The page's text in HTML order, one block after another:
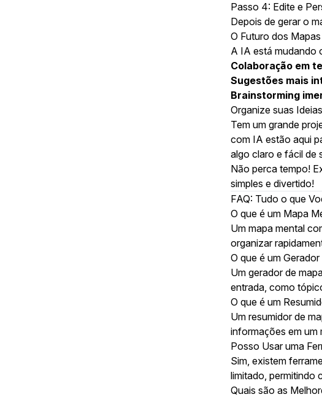
Passo 4: Edite e
Depois de gerar o
O Futuro dos
A IA está mudando
Colaboração em
Sugestões mais
Brainstorming
Organize suas
Tem um grande
com IA estão aqui
algo claro e fácil de
Não perca tempo!
simples e divertido!
FAQ: Tudo o que
O que é um Mapa
Um mapa mental
organizar
O que é um
Um gerador de
entrada, como
O que é um
Um resumidor de
informações em
Posso Usar uma
Sim, existem
limitado, permitindo
Quais são as